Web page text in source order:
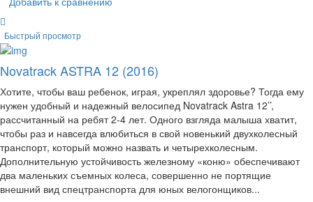
Быстрый просмотр
Novatrack ASTRA 12 (2016)
Хотите, чтобы ваш ребенок, играя, укреплял здоровье? Тогда ему
нужен удобный и надежный велосипед Novatrack Astra 12’’,
рассчитанный на ребят 2-4 лет. Одного взгляда малыша хватит,
чтобы раз и навсегда влюбиться в свой новенький двухколесный
транспорт, который можно назвать и четырехколесным.
Дополнительную устойчивость железному «коню» обеспечивают
два маленьких съемных колеса, совершенно не портящие
внешний вид спецтранспорта для юных велогонщиков...